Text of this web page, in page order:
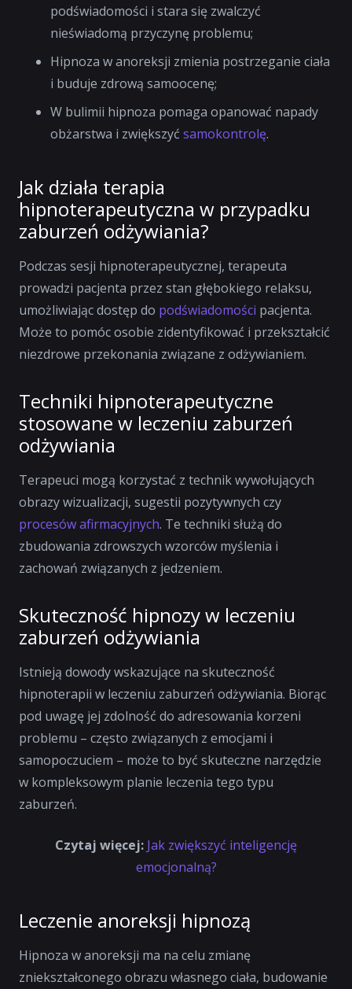
podświadomości i stara się zwalczyć
nieświadomą przyczynę problemu;
Hipnoza w anoreksji zmienia postrzeganie ciała
i buduje zdrową samoocenę;
W bulimii hipnoza pomaga opanować napady
obżarstwa i zwiększyć samokontrolę.
Jak działa terapia
hipnoterapeutyczna w przypadku
zaburzeń odżywiania?
Podczas sesji hipnoterapeutycznej, terapeuta
prowadzi pacjenta przez stan głębokiego relaksu,
umożliwiając dostęp do podświadomości pacjenta.
Może to pomóc osobie zidentyfikować i przekształcić
niezdrowe przekonania związane z odżywianiem.
Techniki hipnoterapeutyczne
stosowane w leczeniu zaburzeń
odżywiania
Terapeuci mogą korzystać z technik wywołujących
obrazy wizualizacji, sugestii pozytywnych czy
procesów afirmacyjnych. Te techniki służą do
zbudowania zdrowszych wzorców myślenia i
zachowań związanych z jedzeniem.
Skuteczność hipnozy w leczeniu
zaburzeń odżywiania
Istnieją dowody wskazujące na skuteczność
hipnoterapii w leczeniu zaburzeń odżywiania. Biorąc
pod uwagę jej zdolność do adresowania korzeni
problemu – często związanych z emocjami i
samopoczuciem – może to być skuteczne narzędzie
w kompleksowym planie leczenia tego typu
zaburzeń.
Czytaj więcej: Jak zwiększyć inteligencję
emocjonalną?
Leczenie anoreksji hipnozą
Hipnoza w anoreksji ma na celu zmianę
zniekształconego obrazu własnego ciała, budowanie